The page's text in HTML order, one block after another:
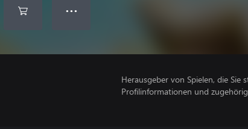
● ● ●
Herausgeber von Spielen, die
Profilinformationen und